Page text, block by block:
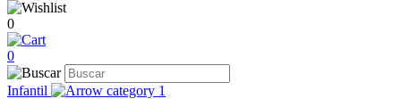
0
0
Infantil